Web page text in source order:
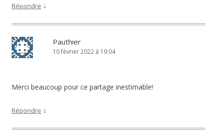
Répondre ↓
Pauthier
10 février 2022 à 19:04
Merci beaucoup pour ce partage inestimable!
Répondre ↓